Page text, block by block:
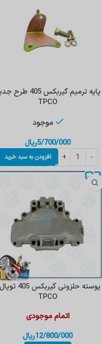
پایه ترمیم گیربکس 405
TPCO
موجود
5/700/000ریال
افزودن به سبد خرید
پوسته حلزونی گیربکس
TPCO
اتمام موجودی
12/800/000ریال